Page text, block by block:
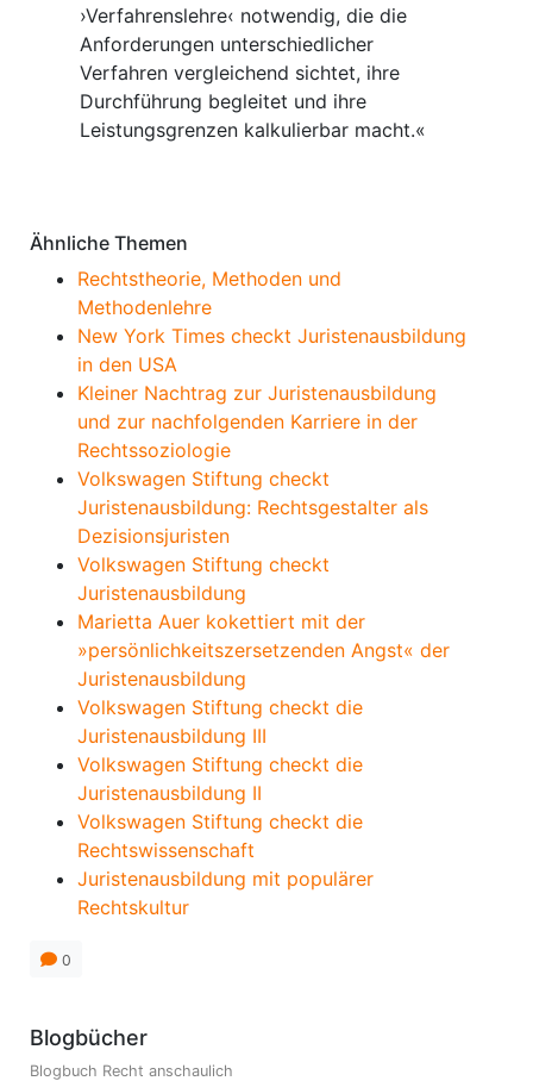
›Verfahrenslehre‹ notwendig, die die
Anforderungen unterschiedlicher
Verfahren vergleichend sichtet, ihre
Durchführung begleitet und ihre
Leistungsgrenzen kalkulierbar macht.«
Ähnliche Themen
Rechtstheorie, Methoden und
Methodenlehre
New York Times checkt Juristenausbildung
in den USA
Kleiner Nachtrag zur Juristenausbildung
und zur nachfolgenden Karriere in der
Rechtssoziologie
Volkswagen Stiftung checkt
Juristenausbildung: Rechtsgestalter als
Dezisionsjuristen
Volkswagen Stiftung checkt
Juristenausbildung
Marietta Auer kokettiert mit der
»persönlichkeits­zersetzenden Angst« der
Juristenausbildung
Volkswagen Stiftung checkt die
Juristenausbildung III
Volkswagen Stiftung checkt die
Juristenausbildung II
Volkswagen Stiftung checkt die
Rechtswissenschaft
Juristenausbildung mit populärer
Rechtskultur
0
Blogbücher
Blogbuch Recht anschaulich